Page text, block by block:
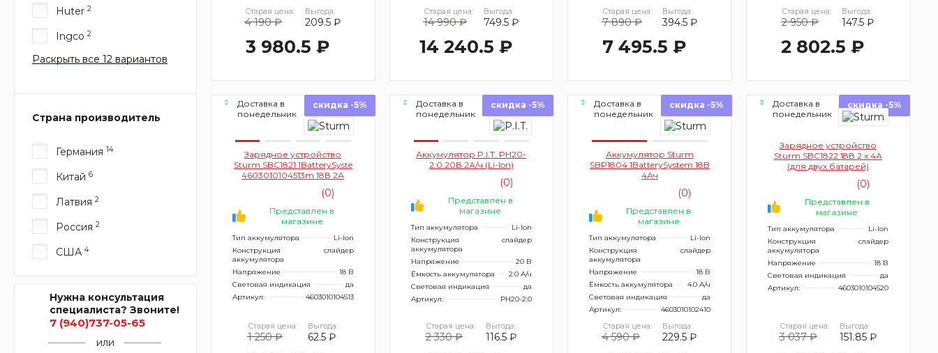
Huter 2
Ingco 2
Раскрыть все 12 вариантов
Страна производитель
Германия 14
Китай 6
Латвия 2
Россия 2
США 4
Нужна консультация
специалиста? Звоните!
7 (940)737-05-65
или
Старая цена:
4 190 ₽
Выгода:
209.5 ₽
3 980.5 ₽
Старая цена:
14 990 ₽
Выгода:
749.5 ₽
14 240.5 ₽
Старая цена:
7 890 ₽
Выгода:
394.5 ₽
7 495.5 ₽
Старая цена:
2 950 ₽
Выгода:
147.5 ₽
2 802.5 ₽
Доставка в
понедельник
скидка -5%
Зарядное устройство
Sturm SBC1821 1BatterySyste
4603010104513m 18В 2А
(0)
Представлен в
магазине
Тип аккумулятора
Li-Ion
Конструкция
аккумулятора
слайдер
Напряжение
18 В
Световая индикация
да
Артикул:
4603010104513
Старая цена:
1 250 ₽
Выгода:
62.5 ₽
Доставка в
понедельник
скидка -5%
Аккумулятор P.I.T. PH20-
2.0 20В 2А/ч (Li-lon)
(0)
Представлен в
магазине
Тип аккумулятора
Li-Ion
Конструкция
аккумулятора
слайдер
Напряжение
20 В
Ёмкость аккумулятора
2.0 А/ч
Световая индикация
да
Артикул:
PH20-2.0
Старая цена:
2 330 ₽
Выгода:
116.5 ₽
Доставка в
понедельник
скидка -5%
Аккумулятор Sturm
SBP1804 1BatterySystem 18B
4Aч
(0)
Представлен в
магазине
Тип аккумулятора
Li-Ion
Конструкция
аккумулятора
слайдер
Напряжение
18 В
Ёмкость аккумулятора
4.0 А/ч
Световая индикация
да
Артикул:
4603010102410
Старая цена:
4 590 ₽
Выгода:
229.5 ₽
Доставка в
понедельник
скидка -5%
Зарядное устройство
Sturm SBC1822 18В 2 х 4А
(для двух батарей)
(0)
Представлен в
магазине
Тип аккумулятора
Li-Ion
Конструкция
аккумулятора
слайдер
Напряжение
18 В
Световая индикация
да
Артикул:
4603010104520
Старая цена:
3 037 ₽
Выгода:
151.85 ₽